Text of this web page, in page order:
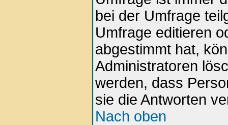
bei der Umfrage
Umfrage editieren
abgestimmt hat,
Administratoren
werden, dass
sie die Antworten
Nach oben